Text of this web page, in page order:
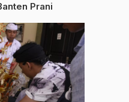
Prani